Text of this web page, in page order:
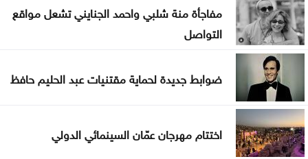
مفاجأة منة شلبي واحمد الجنايني تشعل مواقع
التواصل
ضوابط جديدة لحماية مقتنيات عبد الحليم حافظ
اختتام مهرجان عمّان السينمائي الدولي